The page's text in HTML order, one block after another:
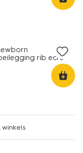
rib ecru
winkels